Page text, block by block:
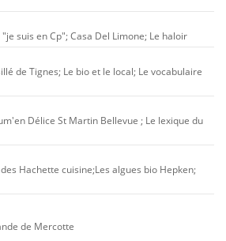
suis en Cp"; Casa Del Limone; Le haloir
de Tignes; Le bio et le local; Le vocabulaire
Délice St Martin Bellevue ; Le lexique du
Hachette cuisine;Les algues bio Hepken;
de Mercotte